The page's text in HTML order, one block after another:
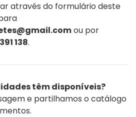
através do formulário deste
ou por
138.
têm disponíveis?
e partilhamos o catálogo